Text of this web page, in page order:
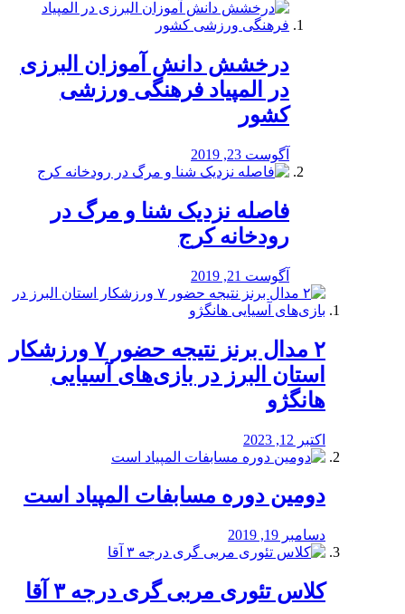
درخشش دانش آموزان البرزی
در المپیاد فرهنگی ورزشی
کشور
آگوست 23, 2019
️فاصله نزدیک شنا و مرگ در
رودخانه کرج
آگوست 21, 2019
۲ مدال برنز نتیجه حضور ۷ ورزشکار
استان البرز در بازی‌های آسیایی
هانگژو
اکتبر 12, 2023
دومین دوره مسابفات المپیاد است
دسامبر 19, 2019
کلاس تئوری مربی گری درجه ۳ آقا